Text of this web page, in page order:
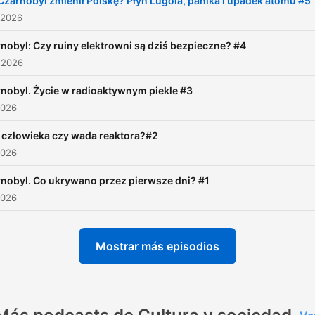
Czarnobylu. Atmosferę
pokazują w podcaście
Czy ruiny elektrowni są dziś bezpieczne? #4
Życie w radioaktywnym piekle #3
człowieka czy wada reaktora?#2
Co ukrywano przez pierwsze dni? #1
Mostrar más episodios